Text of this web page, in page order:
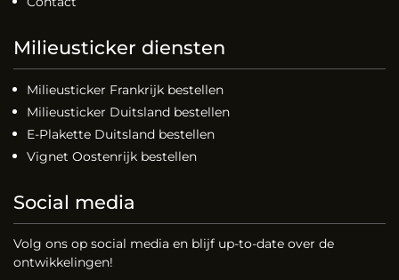
Milieusticker diensten
Milieusticker Frankrijk bestellen
Milieusticker Duitsland bestellen
E-Plakette Duitsland bestellen
Vignet Oostenrijk bestellen
Social media
Volg ons op social media en blijf up-to-date over de
ontwikkelingen!